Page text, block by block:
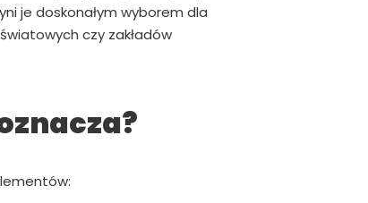
je doskonałym wyborem dla
czy zakładów